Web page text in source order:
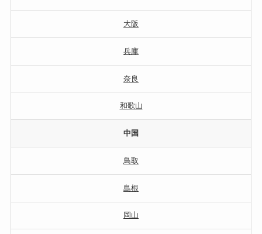
大阪
兵庫
奈良
和歌山
中国
鳥取
島根
岡山